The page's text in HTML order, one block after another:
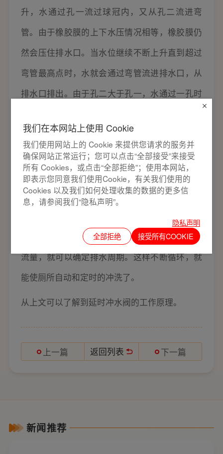
升，水通过孔一流过球冠内，又从孔二流进弯
管。由于橡胶膜的上下水压情况相等，橡胶膜仍
然会压住排水口。当水位继续不断上升直到超过
弯管最高点时，水就会通过弯管流进排水口，从
排水口排出。由于孔二大于孔一，水通过一孔时
上部压强剧减，下部压强等于大气压强加上水产
生的压强，远大于上部压强，如果橡胶膜上突，
排水口就会打开，水箱内的水急速排出。在水箱
内水位下降时，保持有真空存在，不致使橡胶膜
排水口，并开始重新蓄水。如果控制进水口的水
流量，就可以确定排水周期。这样不断循环，就
能使厕所自动和定时的冲洗了。
从上文可以了解到延时冲水阀的工作原理。
上一篇 返回列表 下一篇
新闻推荐
我们在本网站上使用 Cookie
我们使用网站上的 Cookie 来提供您请求的服务并
确保网站正常运行；您可以点击“全部接受”来接受
所有 Cookies，或点击“全部拒绝”；使用本网站，
即表示您同意我们使用Cookie，有关我们使用的
Cookies 以及我们如何处理收集的数据的更多信
息，请参阅我们“隐私声明”。
隐私声明
全部拒绝
接受所有COOKIE